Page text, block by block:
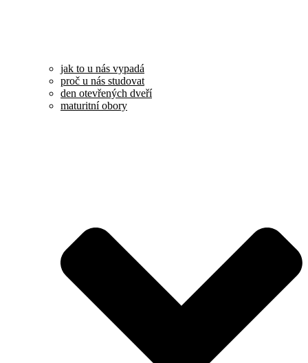
jak to u nás vypadá
proč u nás studovat
den otevřených dveří
maturitní obory